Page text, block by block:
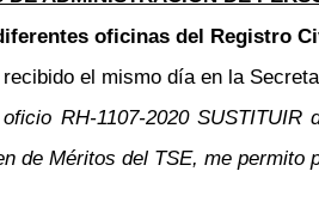
oficinas del Registro
el mismo día en la
RH-1107-2020
de Méritos del TSE, me